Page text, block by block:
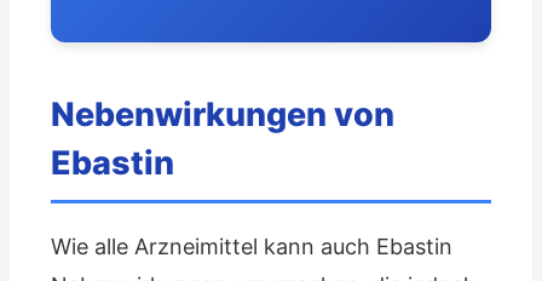
Nebenwirkungen von
Ebastin
Wie alle Arzneimittel kann auch Ebastin